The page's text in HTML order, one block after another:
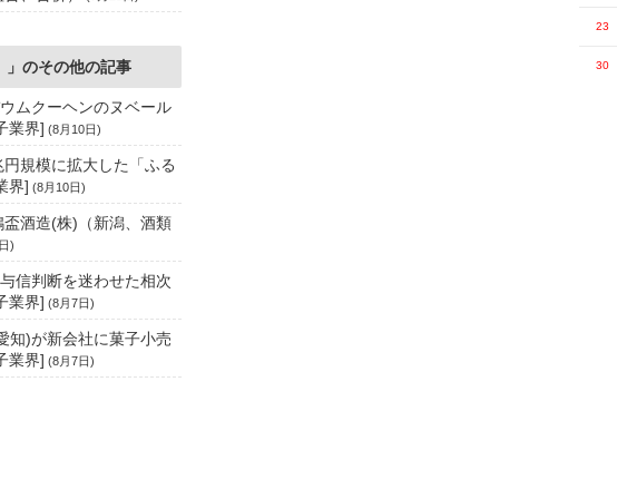
」のその他の記事
ムクーヘンのヌベール
業界] (8月10日)
規模に拡大した「ふる
界] (8月10日)
酒造(株)（新潟、酒類
)
信判断を迷わせた相次
業界] (8月7日)
知)が新会社に菓子小売
業界] (8月7日)
23
30